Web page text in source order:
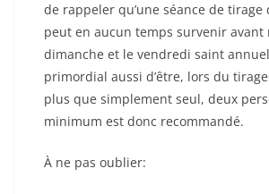
de rappeler qu’une séance de tirage
peut en aucun temps survenir avant
dimanche et le vendredi saint
primordial aussi d’être, lors du
plus que simplement seul, deux
minimum est donc recommandé.
À ne pas oublier: